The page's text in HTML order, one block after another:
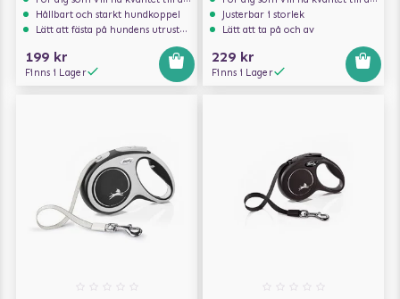
Hållbart och starkt hundkoppel
Lätt att fästa på hundens utrustning
199 kr
Finns i Lager
Justerbar i storlek
Lätt att ta på och av
229 kr
Finns i Lager